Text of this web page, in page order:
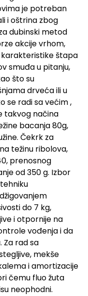
je potreban
i oštrina zbog
dubinski metod
akcije vrhom,
karakteristike štapa
smuđa u pitanju,
što su
drveća ili u
se radi sa većim ,
takvog načina
bacanja 80g,
Čekrk za
težinu ribolova,
prenosnog
od 350 g. Izbor
do 7 kg,
i otpornije na
vođenja i da
Za rad sa
mekše
i amortizacije
čemu fluo žuta
neophodni.